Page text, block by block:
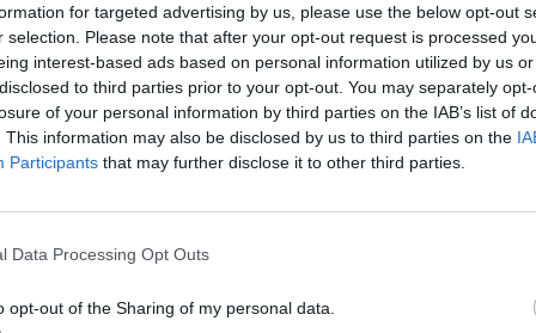
for targeted advertising by us, please use the below opt-out
selection. Please note that after your opt-out request is processed
interest-based ads based on personal information utilized by us
to third parties prior to your opt-out. You may separately
of your personal information by third parties on the IAB’s list of
This information may also be disclosed by us to third parties on the
Participants that may further disclose it to other third parties.
Data Processing Opt Outs
opt-out of the Sharing of my personal data.
sbaglio 14 anni fa
di Savitsky per caso 14 anni fa durante
aver perso una partita a “pari o dispari”
così costretto a fare scalo a Nukus per
Atterrato nella capitale
sapendo cosa fare in attesa del